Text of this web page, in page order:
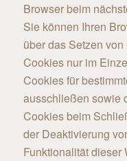
Browser beim
Sie können Ihren
über das Setzen
Cookies nur im
Cookies für
ausschließen sowie
Cookies beim
der Deaktivierung
Funktionalität dieser